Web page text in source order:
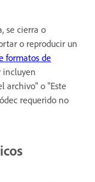
se cierra o
o reproducir un
formatos de
incluyen
archivo" o "Este
requerido no